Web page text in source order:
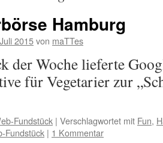
Hamburg
2015von maTTes
der Woche lieferte
für Vegetarier zur
Fundstück | Verschlagwortet mit Fun,
Fundstück | 1 Kommentar